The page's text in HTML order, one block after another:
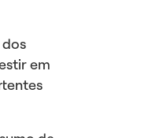
em